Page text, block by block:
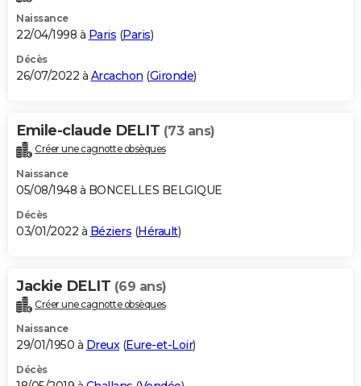
Naissance
22/04/1998 à Paris (Paris)
Décès
26/07/2022 à Arcachon (Gironde)
Emile-claude DELIT (73 ans)
Créer une cagnotte obsèques
Naissance
05/08/1948 à BONCELLES BELGIQUE
Décès
03/01/2022 à Béziers (Hérault)
Jackie DELIT (69 ans)
Créer une cagnotte obsèques
Naissance
29/01/1950 à Dreux(Eure-et-Loir)
Décès